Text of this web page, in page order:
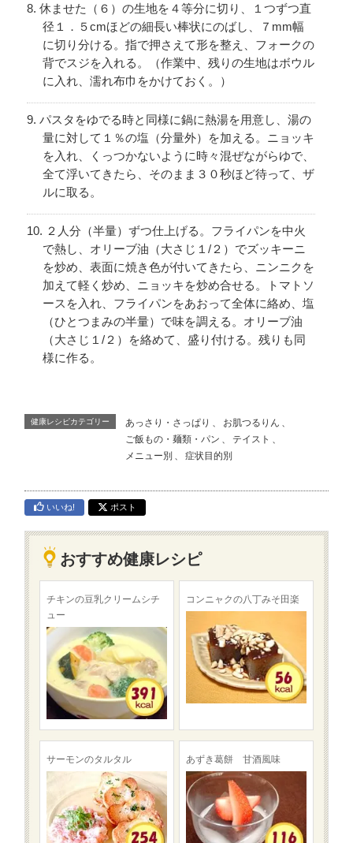
休ませた（６）の生地を４等分に切り、１つずつ直
径１．５cmほどの細長い棒状にのばし、７mm幅
に切り分ける。指で押さえて形を整え、フォークの
背でスジを入れる。（作業中、残りの生地はボウル
に入れ、濡れ布巾をかけておく。）
パスタをゆでる時と同様に鍋に熱湯を用意し、湯の
量に対して１％の塩（分量外）を加える。ニョッキ
を入れ、くっつかないように時々混ぜながらゆで、
全て浮いてきたら、そのまま３０秒ほど待って、ザ
ルに取る。
２人分（半量）ずつ仕上げる。フライパンを中火
で熱し、オリーブ油（大さじ１/２）でズッキーニ
を炒め、表面に焼き色が付いてきたら、ニンニクを
加えて軽く炒め、ニョッキを炒め合せる。トマトソ
ースを入れ、フライパンをあおって全体に絡め、塩
（ひとつまみの半量）で味を調える。オリーブ油
（大さじ１/２）を絡めて、盛り付ける。残りも同
様に作る。
健康レシピカテゴリー あっさり・さっぱり 、 お肌つるりん 、
ご飯もの・麺類・パン 、 テイスト 、
メニュー別 、 症状目的別
いいね! ポスト
おすすめ健康レシピ
チキンの豆乳クリームシチ
ュー
コンニャクの八丁みそ田楽
サーモンのタルタル あずき葛餅 甘酒風味